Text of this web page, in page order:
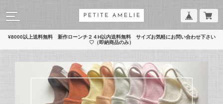
¥8000以上送料無料 新作ローンチ２４H以内送料無料 サイズお気軽にお問い合わせ下さい
♡（即納商品のみ）